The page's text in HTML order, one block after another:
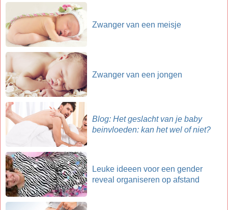
Zwanger van een meisje
Zwanger van een jongen
Blog: Het geslacht van je baby
beinvloeden: kan het wel of niet?
Leuke ideeen voor een gender
reveal organiseren op afstand